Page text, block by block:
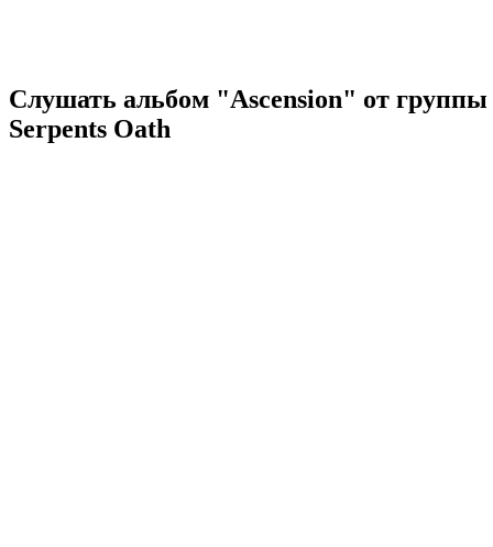
Слушать альбом "Ascension" от группы
Serpents Oath